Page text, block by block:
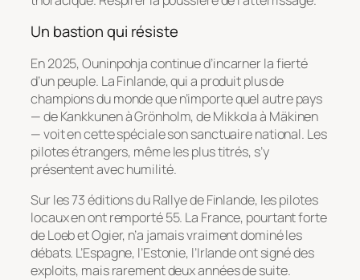
Un bastion qui résiste
En 2025, Ouninpohja continue d’incarner la fierté
d’un peuple. La Finlande, qui a produit plus de
champions du monde que n’importe quel autre pays
— de Kankkunen à Grönholm, de Mikkola à Mäkinen
— voit en cette spéciale son sanctuaire national. Les
pilotes étrangers, même les plus titrés, s’y
présentent avec humilité.
Sur les 73 éditions du Rallye de Finlande, les pilotes
locaux en ont remporté 55. La France, pourtant forte
de Loeb et Ogier, n’a jamais vraiment dominé les
débats. L’Espagne, l’Estonie, l’Irlande ont signé des
exploits, mais rarement deux années de suite.